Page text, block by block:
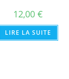
12,00€
LIRE LA SUITE